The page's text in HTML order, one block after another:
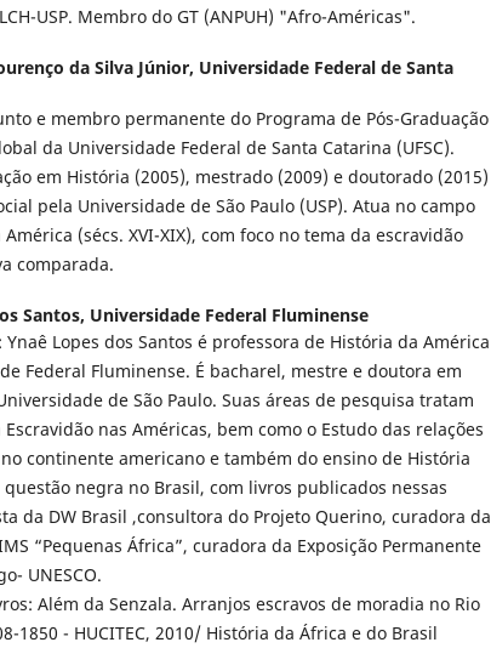
USP. Membro do GT (ANPUH) "Afro-Américas".
da Silva Júnior, Universidade Federal de Santa
e membro permanente do Programa de Pós-Graduação
da Universidade Federal de Santa Catarina (UFSC).
em História (2005), mestrado (2009) e doutorado (2015)
pela Universidade de São Paulo (USP). Atua no campo
(sécs. XVI-XIX), com foco no tema da escravidão
comparada.
Santos, Universidade Federal Fluminense
Lopes dos Santos é professora de História da América
Federal Fluminense. É bacharel, mestre e doutora em
de São Paulo. Suas áreas de pesquisa tratam
nas Américas, bem como o Estudo das relações
continente americano e também do ensino de História
negra no Brasil, com livros publicados nessas
da DW Brasil ,consultora do Projeto Querino, curadora da
“Pequenas África”, curadora da Exposição Permanente
UNESCO.
Além da Senzala. Arranjos escravos de moradia no Rio
1850 - HUCITEC, 2010/ História da África e do Brasil